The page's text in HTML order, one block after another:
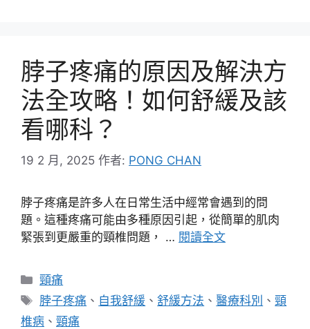
脖子疼痛的原因及解決方
法全攻略！如何舒緩及該
看哪科？
19 2 月, 2025 作者: PONG CHAN
脖子疼痛是許多人在日常生活中經常會遇到的問
題。這種疼痛可能由多種原因引起，從簡單的肌肉
緊張到更嚴重的頸椎問題， … 閱讀全文
分
類
頸痛
標
籤
脖子疼痛 、 自我舒緩 、舒緩方法 、醫療科別 、頸
椎病 、 頸痛